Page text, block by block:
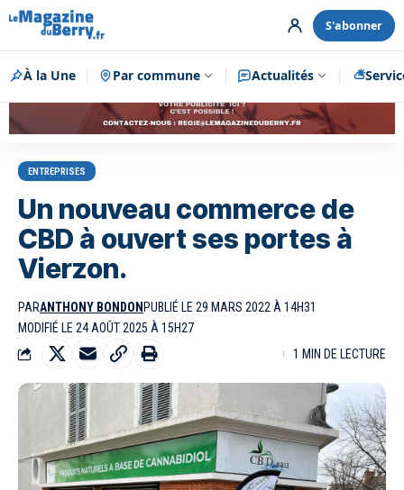
S'abonner
À la Une Par commune Actualités
Publicité
ENTREPRISES
Un nouveau commerce de
CBD à ouvert ses portes à
Vierzon.
PARANTHONY BONDON PUBLIÉ LE 29 MARS 2022 À 14H31
MODIFIÉ LE 24 AOÛT 2025 À 15H27
1 MIN DE LECTURE